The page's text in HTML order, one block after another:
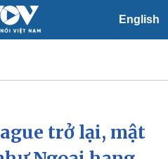
English
Xã hội
Tin 24h
trở lại, mật